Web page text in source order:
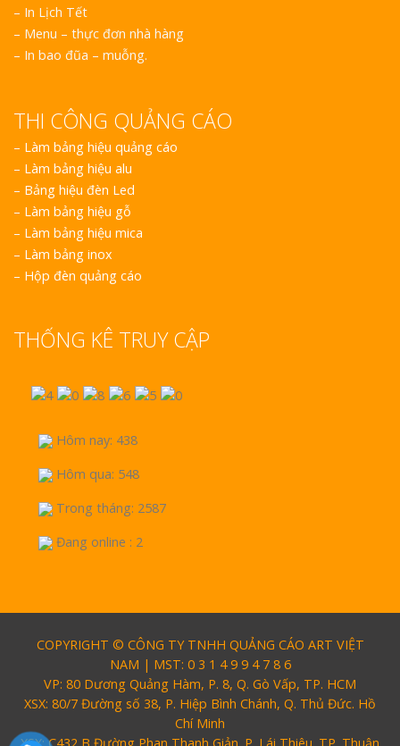
– In Lịch Tết
– Menu – thực đơn nhà hàng
– In bao đũa – muỗng.
THI CÔNG QUẢNG CÁO
– Làm bảng hiệu quảng cáo
– Làm bảng hiệu alu
– Bảng hiệu đèn Led
– Làm bảng hiệu gỗ
– Làm bảng hiệu mica
– Làm bảng inox
– Hộp đèn quảng cáo
THỐNG KÊ TRUY CẬP
Hôm nay: 438
Hôm qua: 548
Trong tháng: 2587
Đang online : 2
COPYRIGHT © CÔNG TY TNHH QUẢNG CÁO ART VIỆT
NAM | MST: 0 3 1 4 9 9 4 7 8 6
VP: 80 Dương Quảng Hàm, P. 8, Q. Gò Vấp, TP. HCM
XSX: 80/7 Đường số 38, P. Hiệp Bình Chánh, Q. Thủ Đức. Hồ
Chí Minh